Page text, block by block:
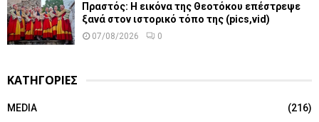
Πραστός: Η εικόνα της Θεοτόκου επέστρεψε
ξανά στον ιστορικό τόπο της (pics,vid)
07/08/2026 0
ΚΑΤΗΓΟΡΙΕΣ
MEDIA
(216)